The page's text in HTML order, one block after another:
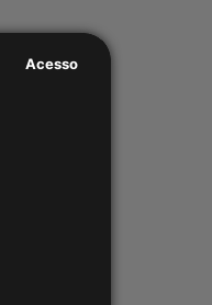
Acesso